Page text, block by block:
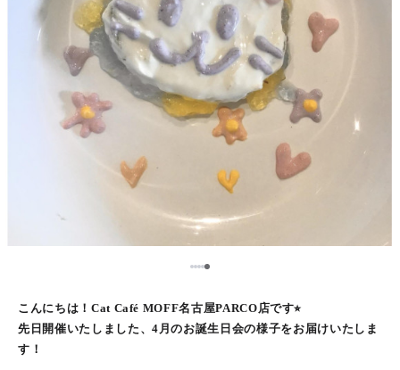
1234
こんにちは！Cat Café MOFF名古屋PARCO店です⭐︎
先日開催いたしました、4月のお誕生日会の様子をお届けいたしま
す！